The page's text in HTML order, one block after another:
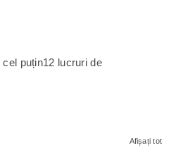
puțin12 lucruri de
Afișați tot